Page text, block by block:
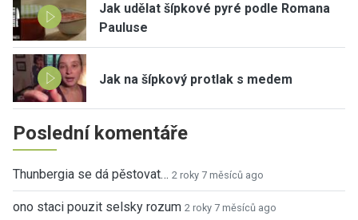
Jak udělat šípkové pyré podle Romana
Pauluse
Jak na šípkový protlak s medem
Poslední komentáře
Thunbergia se dá pěstovat… 2 roky 7 měsíců ago
ono staci pouzit selsky rozum 2 roky 7 měsíců ago